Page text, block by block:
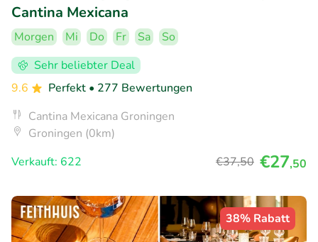
Cantina Mexicana
Morgen Mi Do Fr Sa
So
Sehr beliebter Deal
9.6
Perfekt • 277 Bewertungen
Cantina Mexicana Groningen
Groningen (0km)
Verkauft: 622
€37,50 €27,50
38% Rabatt